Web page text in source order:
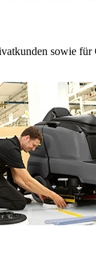
sowie für